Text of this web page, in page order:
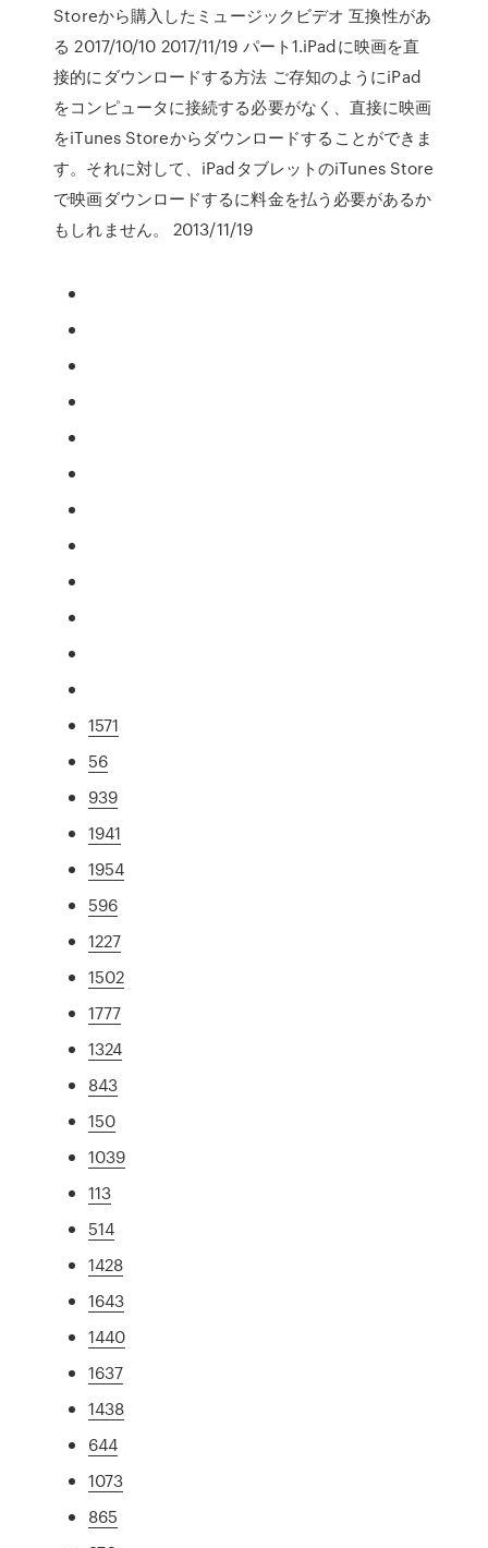
Storeから購入したミュージックビデオ 互換性があ
る 2017/10/10 2017/11/19 パート1.iPadに映画を直
接的にダウンロードする方法 ご存知のようにiPad
をコンピュータに接続する必要がなく、直接に映画
をiTunes Storeからダウンロードすることができま
す。それに対して、iPadタブレットのiTunes Store
で映画ダウンロードするに料金を払う必要があるか
もしれません。 2013/11/19
1571
56
939
1941
1954
596
1227
1502
1777
1324
843
150
1039
113
514
1428
1643
1440
1637
1438
644
1073
865